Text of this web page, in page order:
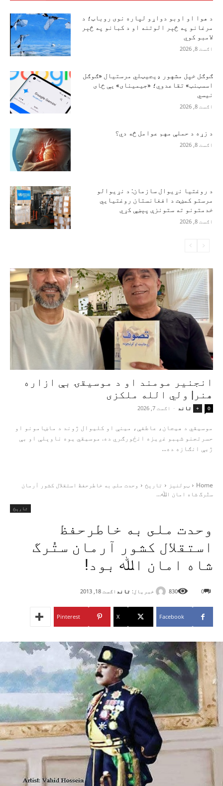
د هوا او اوبو دواړو لپاره نوی روباټ؛ د
مرغانو په څېر الوتنه او د کبانو په څېر
لامبو کوي
اګست 8, 2026
ګوګل خپل مشهور ډیجیټلي مرستیال «ګوګل
اسسټنټ» تقاعدوي؛ «جیمینای» یې ځای
نیسي
اګست 8, 2026
د زړه د حملې مهم عوامل څه دي؟
اګست 8, 2026
د روغتیا نړیوال سازمان: د نړیوالو
مرستو کمښت د افغانستان روغتیايي
خدمتونو ته ستونزې پېښې کړي
اګست 8, 2026
انجنیر مومند او د موسیقۍ بې‌ ازاره
هنر| ولي الله ملکزی
+ تاند - اګست 7, 2026 0
موسیقي د هیجان، عاطفې، مینې او کلیوال ژوند د ماښامونو او
حسرتجنو شېبو غږیزه انځورګري ده. موسیقي یوه ناوېلې او بې‌
ژبې انګازه ده...